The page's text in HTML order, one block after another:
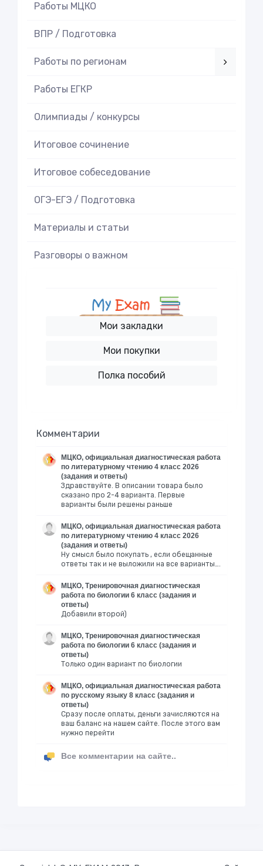
Работы МЦКО
ВПР / Подготовка
Работы по регионам
Работы ЕГКР
Олимпиады / конкурсы
Итоговое cочинение
Итоговое cобеседование
ОГЭ-ЕГЭ / Подготовка
Материалы и статьи
Разговоры о важном
Мои закладки
Мои покупки
Полка пособий
Комментарии
МЦКО, официальная диагностическая работа
по литературному чтению 4 класс 2026
(задания и ответы)
Здравствуйте. В описании товара было
сказано про 2-4 варианта. Первые
варианты были решены раньше
МЦКО, официальная диагностическая работа
по литературному чтению 4 класс 2026
(задания и ответы)
Ну смысл было покупать , если обещанные
ответы так и не выложили на все варианты….
МЦКО, Тренировочная диагностическая
работа по биологии 6 класс (задания и
ответы)
Добавили второй)
МЦКО, Тренировочная диагностическая
работа по биологии 6 класс (задания и
ответы)
Только один вариант по биологии
МЦКО, официальная диагностическая работа
по русскому языку 8 класс (задания и
ответы)
Сразу после оплаты, деньги зачисляются на
ваш баланс на нашем сайте. После этого вам
нужно перейти
Все комментарии на сайте..